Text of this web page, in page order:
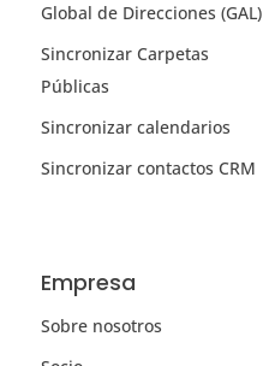
Global de Direcciones (GAL)
Sincronizar Carpetas
Públicas
Sincronizar calendarios
Sincronizar contactos CRM
Empresa
Sobre nosotros